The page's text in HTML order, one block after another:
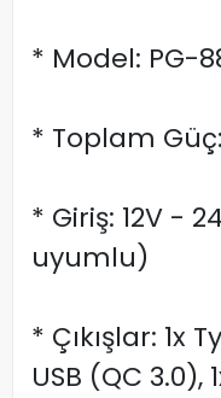
* Model: PG-
* Toplam
* Giriş: 12V -
uyumlu)
* Çıkışlar: 1x
USB (QC 3.0),